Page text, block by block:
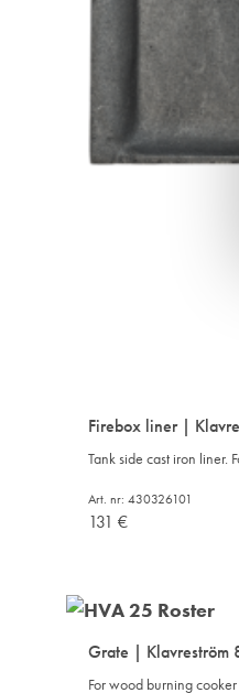
Firebox liner |
Tank side cast iron liner.
Art. nr: 430326101
131 €
Grate | Klavreström
For wood burning